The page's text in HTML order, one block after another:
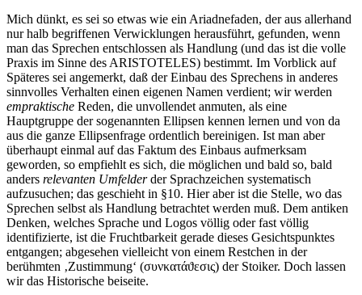
Mich dünkt, es sei so etwas wie ein Ariadnefaden, der aus allerhand
nur halb begriffenen Verwicklungen herausführt, gefunden, wenn
man das Sprechen entschlossen als Handlung (und das ist die volle
Praxis im Sinne des ARISTOTELES) bestimmt. Im Vorblick auf
Späteres sei angemerkt, daß der Einbau des Sprechens in anderes
sinnvolles Verhalten einen eigenen Namen verdient; wir werden
empraktische Reden, die unvollendet anmuten, als eine
Hauptgruppe der sogenannten Ellipsen kennen lernen und von da
aus die ganze Ellipsenfrage ordentlich bereinigen. Ist man aber
überhaupt einmal auf das Faktum des Einbaus aufmerksam
geworden, so empfiehlt es sich, die möglichen und bald so, bald
anders relevanten Umfelderder Sprachzeichen systematisch
aufzusuchen; das geschieht in §10. Hier aber ist die Stelle, wo das
Sprechen selbst als Handlung betrachtet werden muß. Dem antiken
Denken, welches Sprache und Logos völlig oder fast völlig
identifizierte, ist die Fruchtbarkeit gerade dieses Gesichtspunktes
entgangen; abgesehen vielleicht von einem Restchen in der
berühmten ‚Zustimmung‘ (συνκατάϑεσις) der Stoiker. Doch lassen
wir das Historische beiseite.